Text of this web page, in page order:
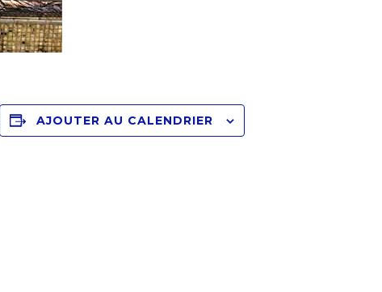
AJOUTER AU CALENDRIER